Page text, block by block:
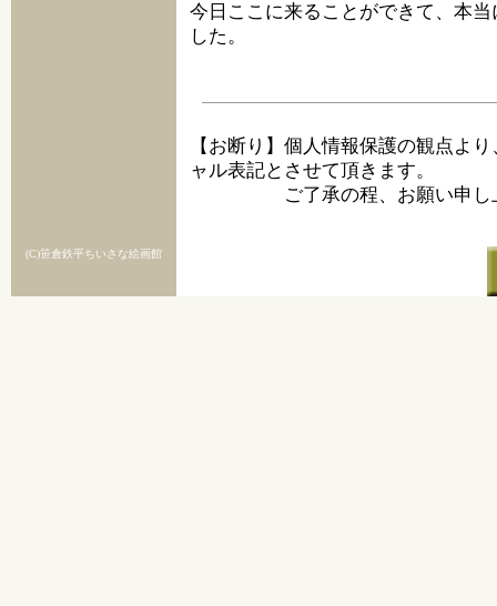
今日ここに来ることができて、本
した。
【お断り】個人情報保護の観点よ
ャル表記とさせて頂きます。
ご了承の程、お願い申し上
(C)笹倉鉄平ちいさな絵画館